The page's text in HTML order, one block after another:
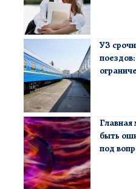
УЗ
быть
под